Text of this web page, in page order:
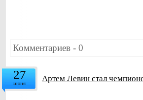
Комментариев - 0
27
июня Артем Левин стал